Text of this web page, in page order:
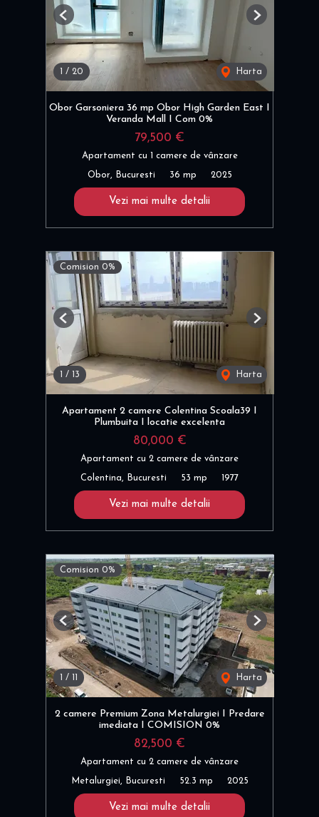
/ 20 Harta
Previous Next
Obor Garsoniera 36 mp Obor High Garden East I
Veranda Mall I Com 0%
79,500 €
Apartament cu 1 camere de vânzare
Obor, Bucuresti 36 mp 2025
Vezi mai multe detalii
Comision 0%
1 / 13 Harta
Previous Next
Apartament 2 camere Colentina Scoala39 I
Plumbuita I locatie excelenta
80,000 €
Apartament cu 2 camere de vânzare
Colentina, Bucuresti 53 mp 1977
Vezi mai multe detalii
Comision 0%
1 / 11 Harta
Previous Next
2 camere Premium Zona Metalurgiei I Predare
imediata I COMISION 0%
82,500 €
Apartament cu 2 camere de vânzare
Metalurgiei, Bucuresti 52.3 mp 2025
Vezi mai multe detalii